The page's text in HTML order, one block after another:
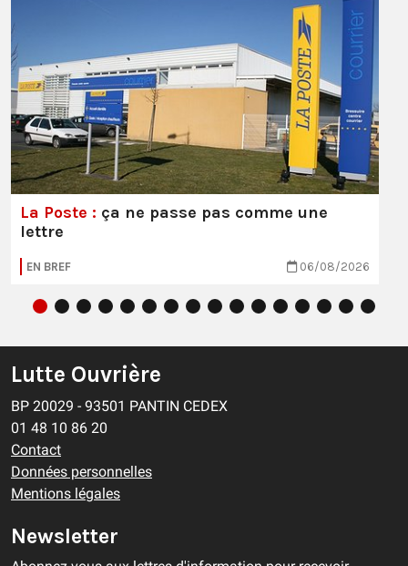
La Poste : ça ne passe pas comme une
lettre
EN BREF 06/08/2026
Lutte Ouvrière
BP 20029 - 93501 PANTIN CEDEX
01 48 10 86 20
Contact
Données personnelles
Mentions légales
Newsletter